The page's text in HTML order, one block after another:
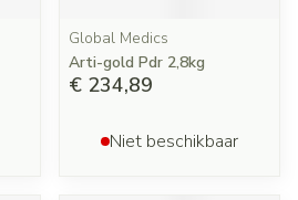
Global Medics
Arti-gold Pdr 2,8kg
€ 234,89
Niet beschikbaar